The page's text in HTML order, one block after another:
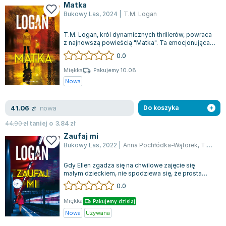
Zygmunt Freud
Agata Passent
Michel Moran
Maciej Orłoś
Jo Nesbo
Katarzyna Miller
Antoine de Saint Exupery
Lew Tołstoj
Mark Twain
Marcin Meller
Paulina Młynarska
ks. Piotr Pawlukiewicz
Jarosław Sokołowski
Piotr Latocha
Michael Scott
Piotr Semka
Jarosław Iwaszkiewicz
Matka
Bukowy Las, 2024 T.M. Logan
T.M. Logan, król dynamicznych thrillerów, powraca
z najnowszą powieścią "Matka". Ta emocjonująca
opowieść jest przeznaczona dla mi...
0.0
Miękka
Pakujemy 10.08
Nowa
41.06 zł nowa
44.90złtaniej o 3.84 zł
Do koszyka
Zaufaj mi
Bukowy Las, 2022 Anna Pochłódka-Wątorek, T.M. Logan
Gdy Ellen zgadza się na chwilowe zajęcie się
małym dzieckiem, nie spodziewa się, że prosta
przysługa zmieni się w coś znacznie bar...
0.0
Miękka Pakujemy dzisiaj
Nowa Używana